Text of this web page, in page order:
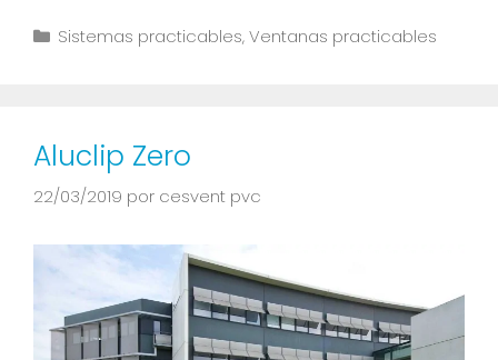
Sistemas practicables,Ventanas practicables
Aluclip Zero
22/03/2019 por cesvent pvc